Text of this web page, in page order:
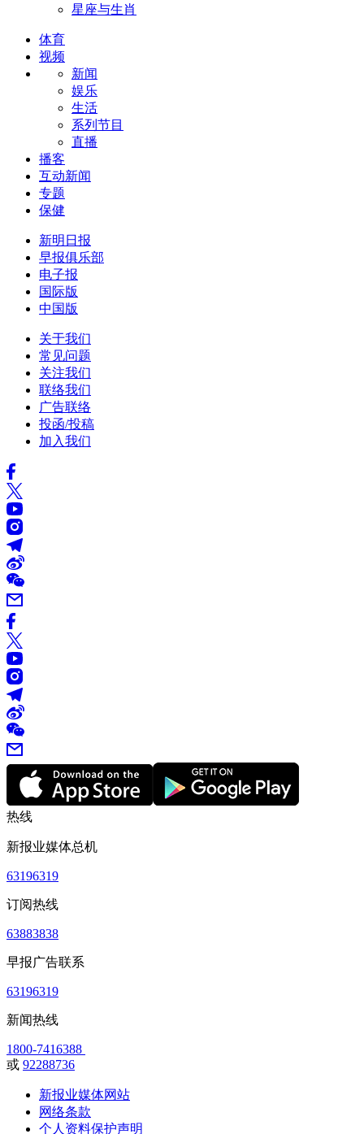
星座与生肖
体育
视频
新闻
娱乐
生活
系列节目
直播
播客
互动新闻
专题
保健
新明日报
早报俱乐部
电子报
国际版
中国版
关于我们
常见问题
关注我们
联络我们
广告联络
投函/投稿
加入我们
热线
新报业媒体总机
63196319
订阅热线
63883838
早报广告联系
63196319
新闻热线
1800-7416388
或 92288736
新报业媒体网站
网络条款
个人资料保护声明